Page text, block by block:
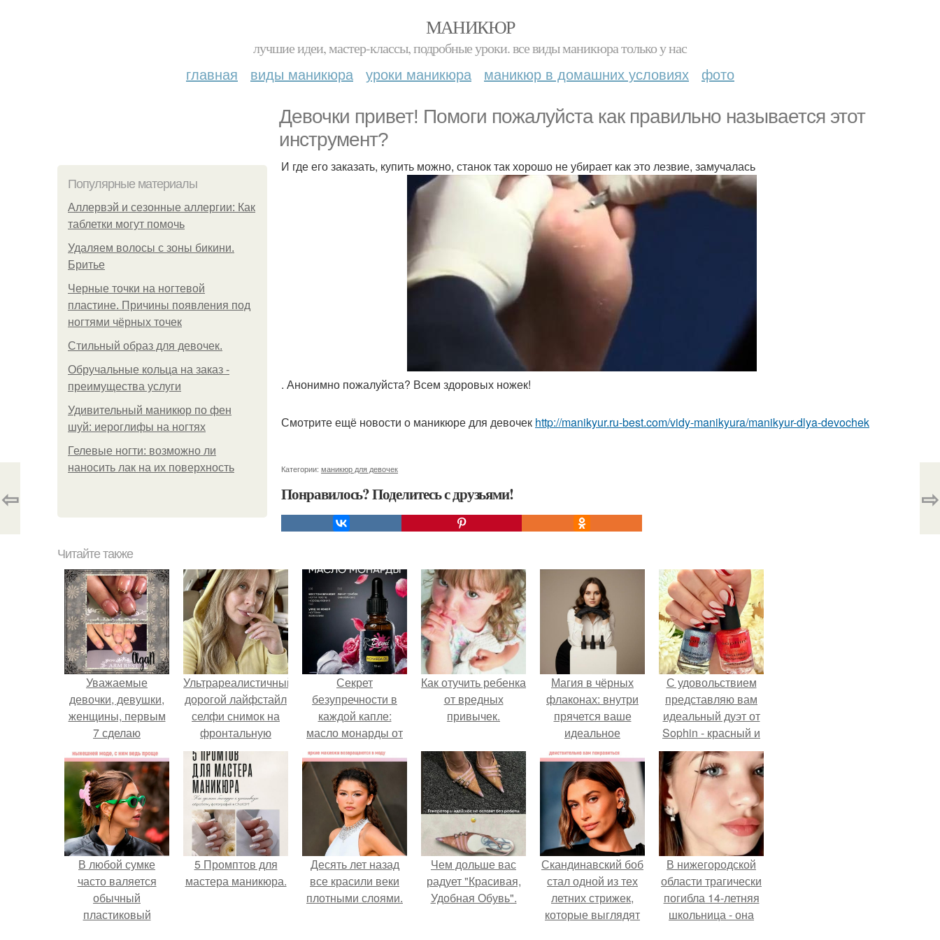
МАНИКЮР
лучшие идеи, мастер-классы, подробные уроки. все виды маникюра только у нас
главная виды маникюра уроки маникюра маникюр в домашних условиях фото
Девочки привет! Помоги пожалуйста как правильно называется этот
инструмент?
Популярные материалы
Аллервэй и сезонные аллергии: Как
таблетки могут помочь
Удаляем волосы с зоны бикини.
Бритье
Черные точки на ногтевой
пластине. Причины появления под
ногтями чёрных точек
Стильный образ для девочек.
Обручальные кольца на заказ -
преимущества услуги
Удивительный маникюр по фен
шуй: иероглифы на ногтях
Гелевые ногти: возможно ли
наносить лак на их поверхность
И где его заказать, купить можно, станок так хорошо не убирает как это лезвие, замучалась
. Анонимно пожалуйста? Всем здоровых ножек!
Смотрите ещё новости о маникюре для девочек http://manikyur.ru-best.com/vidy-manikyura/manikyur-dlya-devochek
Категории: маникюр для девочек
Понравилось? Поделитесь с друзьями!
⇦ ⇨
Читайте также
Уважаемые
девочки, девушки,
женщины, первым
7 сделаю
бесплатно?
Ультрареалистичный
дорогой лайфстайл
селфи снимок на
фронтальную
камеру.
Секрет
безупречности в
каждой капле:
масло монарды от
Demi Sweet.
Как отучить ребенка
от вредных
привычек.
Магия в чёрных
флаконах: внутри
прячется ваше
идеальное
настроение.
С удовольствием
представляю вам
идеальный дуэт от
Sophin - красный и
синий оттенки Sand
Effect номер 0299 и
номер 0262.
В любой сумке
часто валяется
обычный
пластиковый
5 Промптов для
мастера маникюра.
Десять лет назад
все красили веки
плотными слоями.
Чем дольше вас
радует "Красивая,
Удобная Обувь".
Скандинавский боб
стал одной из тех
летних стрижек,
которые выглядят
В нижегородской
области трагически
погибла 14-летняя
школьница - она